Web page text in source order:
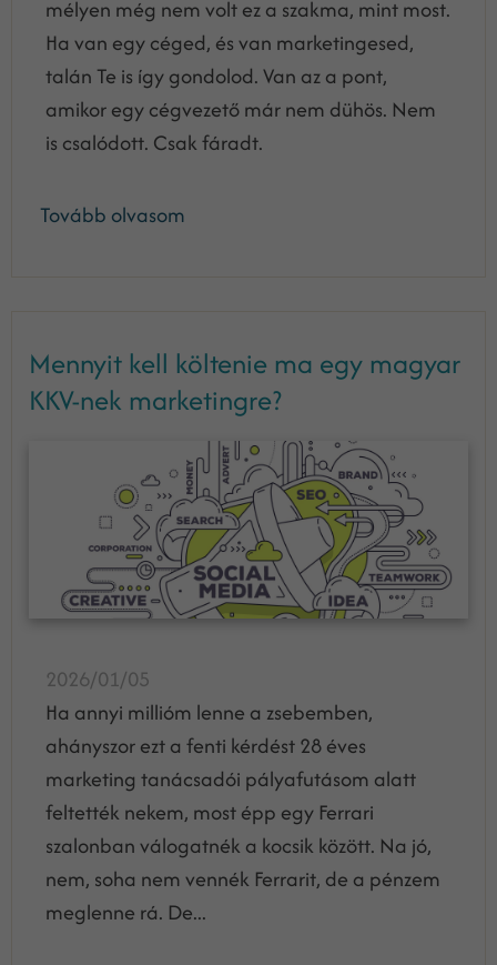
mélyen még nem volt ez a szakma, mint most.
Ha van egy céged, és van marketingesed,
talán Te is így gondolod. Van az a pont,
amikor egy cégvezető már nem dühös. Nem
is csalódott. Csak fáradt.
Tovább olvasom
Mennyit kell költenie ma egy magyar
KKV-nek marketingre?
2026/01/05
Ha annyi millióm lenne a zsebemben,
ahányszor ezt a fenti kérdést 28 éves
marketing tanácsadói pályafutásom alatt
feltették nekem, most épp egy Ferrari
szalonban válogatnék a kocsik között. Na jó,
nem, soha nem vennék Ferrarit, de a pénzem
meglenne rá. De...